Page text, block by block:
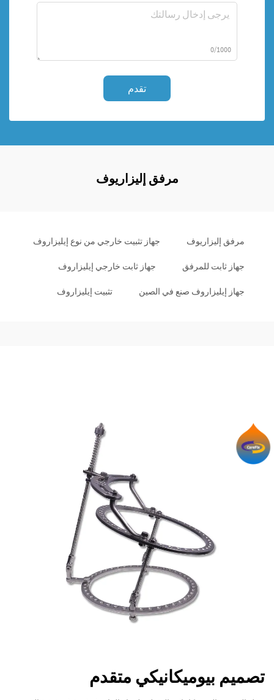
0/1000
تقدم
مرفق إليزاريوف
مرفق إليزاريوف جهاز تثبيت خارجي من نوع إيليزاروف
جهاز ثابت للمرفق جهاز ثابت خارجي إيليزاروف
جهاز إيليزاروف صنع في الصين تثبيت إيليزاروف
تصميم بيوميكانيكي متقدم